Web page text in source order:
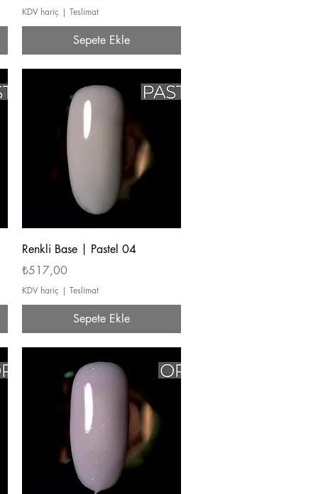
KDV hariç | Teslimat
Sepete Ekle
Hızlı Bakış
Renkli Base | Pastel 04
Fiyat
₺517,00
KDV hariç | Teslimat
Sepete Ekle